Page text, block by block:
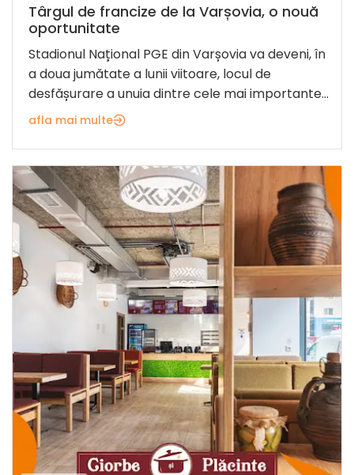
Târgul de francize de la Varșovia, o nouă
oportunitate
Stadionul Național PGE din Varșovia va deveni, în
a doua jumătate a lunii viitoare, locul de
desfășurare a unuia dintre cele mai importante...
afla mai multe